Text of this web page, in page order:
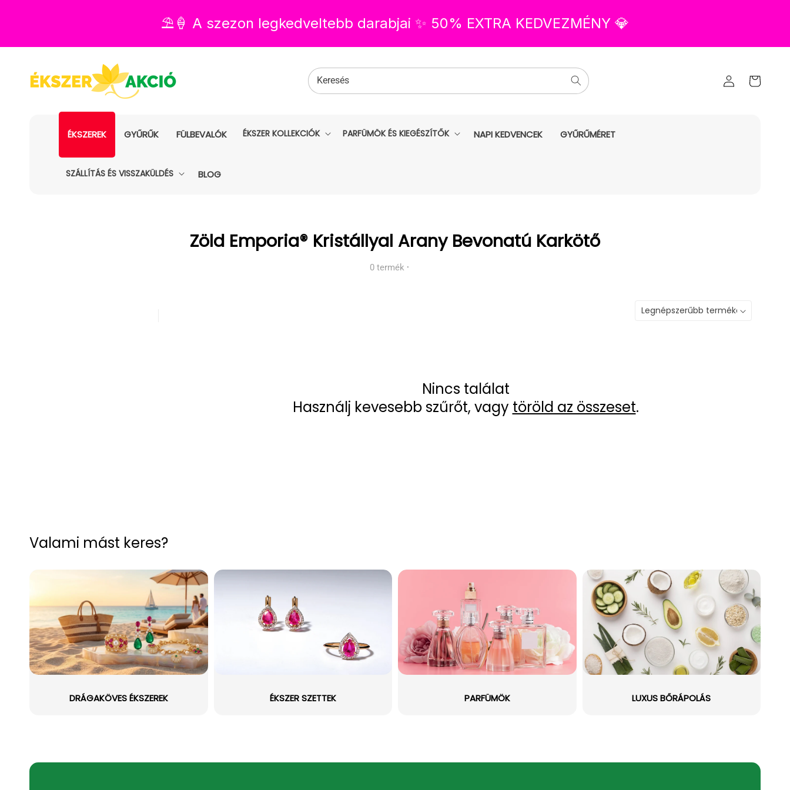
⛱️🍦 A szezon legkedveltebb darabjai ✨ 50% EXTRA KEDVEZMÉNY 💎
Bejelentkezés
kosara
Keresés
ÉKSZEREK GYŰRŰK FÜLBEVALÓK ÉKSZER KOLLEKCIÓK PARFÜMÖK ÉS KIEGÉSZÍTŐK NAPI KEDVENCEK GYŰRŰMÉRET
SZÁLLÍTÁS ÉS VISSZAKÜLDÉS BLOG
Kollekció:
Zöld Emporia® Kristállyal Arany Bevonatú Karkötő
0 termék ·
Nincs találat
Használj kevesebb szűrőt, vagy töröld az összeset.
Valami mást keres?
DRÁGAKÖVES ÉKSZEREK ÉKSZER SZETTEK PARFÜMÖK LUXUS BŐRÁPOLÁS